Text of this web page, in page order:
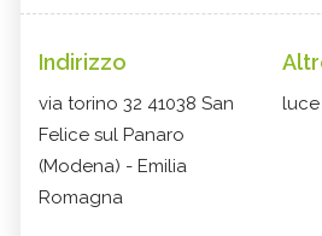
Indirizzo
via torino 32 41038 San
Felice sul Panaro
(Modena) - Emilia
Romagna